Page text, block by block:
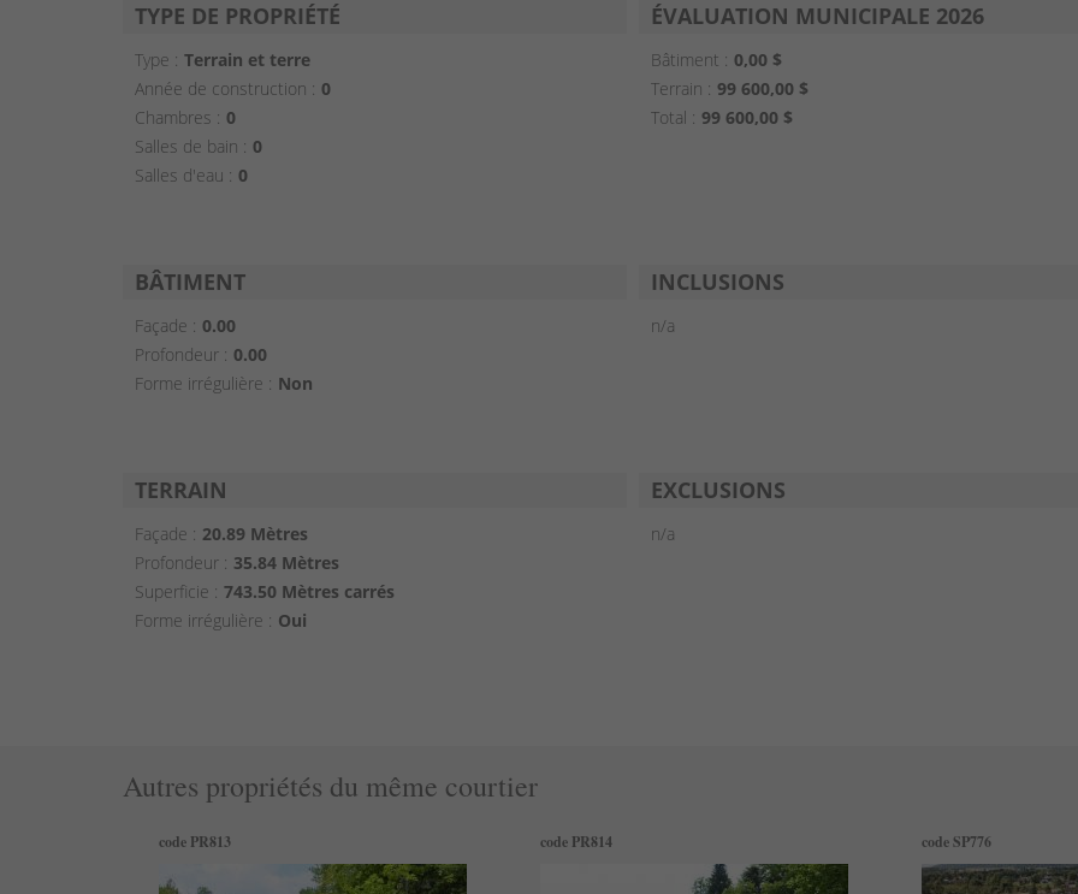
TYPE DE PROPRIÉTÉ
Type : Terrain et terre
Année de construction : 0
Chambres : 0
Salles de bain : 0
Salles d'eau : 0
ÉVALUATION MUNICIPALE 2026
Bâtiment : 0,00 $
Terrain : 99 600,00 $
Total : 99 600,00 $
BÂTIMENT
Façade : 0.00
Profondeur : 0.00
Forme irrégulière : Non
INCLUSIONS
n/a
TERRAIN
Façade : 20.89 Mètres
Profondeur : 35.84 Mètres
Superficie : 743.50 Mètres carrés
Forme irrégulière : Oui
EXCLUSIONS
n/a
Autres propriétés du même courtier
code PR813 code PR814 code SP776